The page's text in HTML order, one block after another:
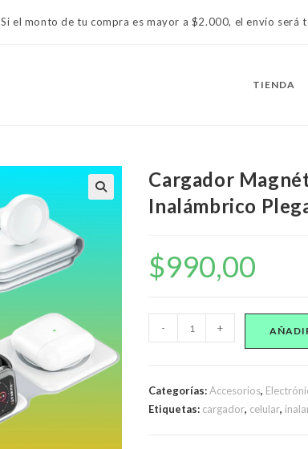
Si el monto de tu compra es mayor a $2.000, el envío
TIENDA
Cargador
Inalámbrico
$990,00
Cargador
Magnético
3
- +
Categorías:Accesorios,
Etiquetas: cargador, celular,